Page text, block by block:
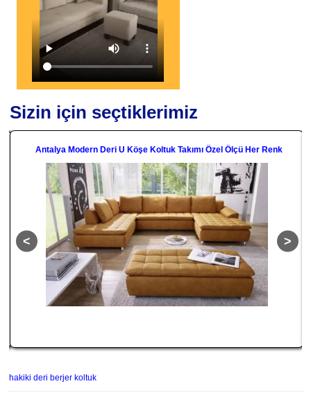
Sizin için seçtiklerimiz
Antalya Modern Deri U Köşe Koltuk Takımı Özel Ölçü Her Renk
hakiki deri berjer koltuk